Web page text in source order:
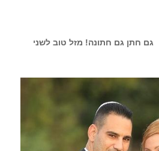
גם חתן גם חתונה! מזל טוב לשני